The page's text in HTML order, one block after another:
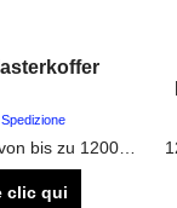
clic qui